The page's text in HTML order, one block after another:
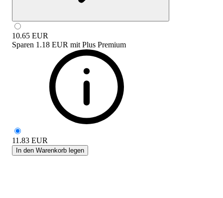
10.65 EUR
Sparen 1.18 EUR mit Plus Premium
11.83 EUR
In den Warenkorb legen